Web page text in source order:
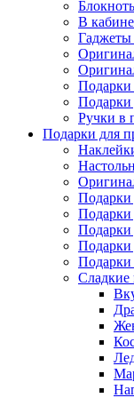
В
Гаджеты
Подарки
Ручки в
Подарки для
Подарки
Подарки
Подарки
Подарки
Сладкие